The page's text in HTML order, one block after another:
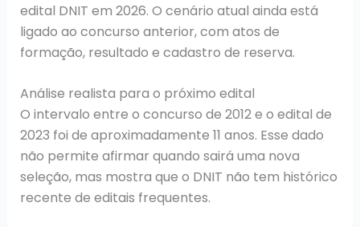
edital DNIT em 2026. O cenário atual ainda está
ligado ao concurso anterior, com atos de
formação, resultado e cadastro de reserva.
Análise realista para o próximo edital
O intervalo entre o concurso de 2012 e o edital de
2023 foi de aproximadamente 11 anos. Esse dado
não permite afirmar quando sairá uma nova
seleção, mas mostra que o DNIT não tem histórico
recente de editais frequentes.